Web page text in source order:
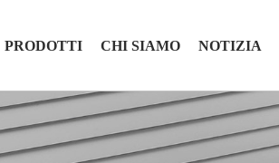
PRODOTTI CHI SIAMO NOTIZIA